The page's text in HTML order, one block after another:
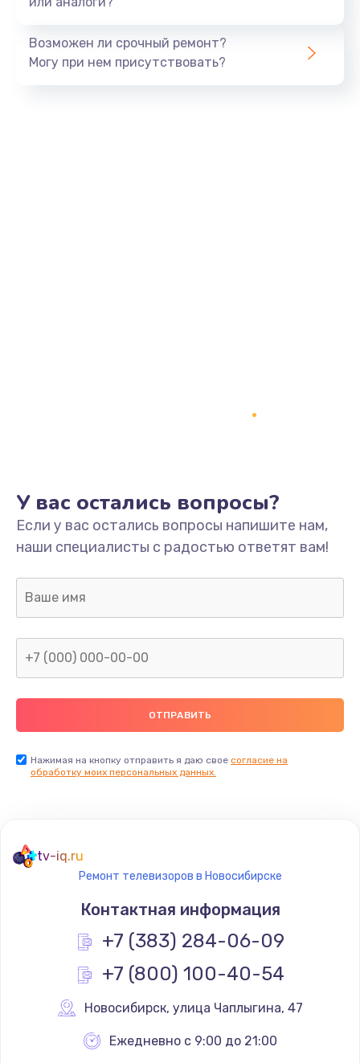
550 руб.
Не включается
1400 руб.
Заказать
800 руб.
400 руб.
Не реагирует на кнопки
Не сопряжается с устройством
Помехи и искажение звука
Заказать
Возможен ли срочный ремонт?
Могу при нем присутствовать?
У вас остались вопросы?
Если у вас остались вопросы напишите нам,
наши специалисты с радостью ответят вам!
Нажимая на кнопку отправить я даю свое согласие на
обработку моих персональных данных.
tv-iq.ru
Ремонт телевизоров в Новосибирске
Контактная информация
+7 (383) 284-06-09
+7 (800) 100-40-54
Новосибирск, улица Чаплыгина, 47
Ежедневно с 9:00 до 21:00